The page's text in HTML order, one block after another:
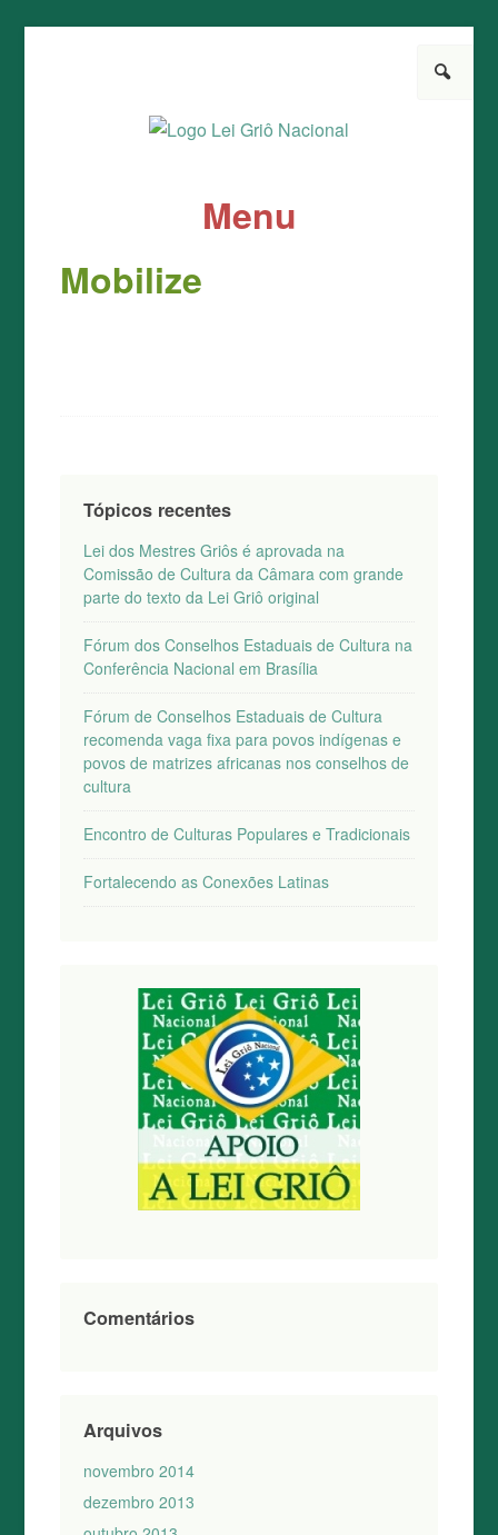
Pesquisar
Lei Griô Nacional
Menu
Mobilize
Tópicos recentes
Lei dos Mestres Griôs é aprovada na
Comissão de Cultura da Câmara com grande
parte do texto da Lei Griô original
Fórum dos Conselhos Estaduais de Cultura na
Conferência Nacional em Brasília
Fórum de Conselhos Estaduais de Cultura
recomenda vaga fixa para povos indígenas e
povos de matrizes africanas nos conselhos de
cultura
Encontro de Culturas Populares e Tradicionais
Fortalecendo as Conexões Latinas
Comentários
Arquivos
novembro 2014
dezembro 2013